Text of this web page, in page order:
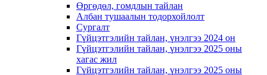
Өргөдөл, гомдлын тайлан
Албан тушаалын тодорхойлолт
Сургалт
Гүйцэтгэлийн тайлан, үнэлгээ 2024 он
Гүйцэтгэлийн тайлан, үнэлгээ 2025 оны
хагас жил
Гүйцэтгэлийн тайлан, үнэлгээ 2025 оны